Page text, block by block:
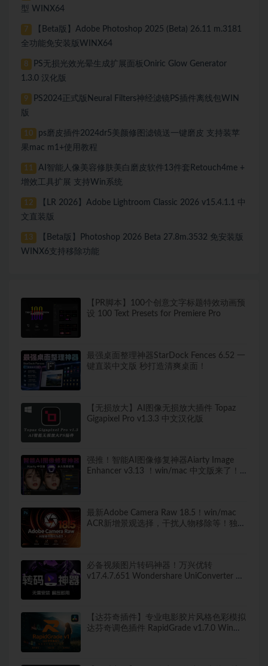
型 WINX64
7
【Beta版】Adobe Photoshop 2025 (Beta) 26.11 m.3181
全功能免安装版WINX64
8
PS无损光效光晕生成扩展面板Oniric Glow Generator
1.3.0 汉化版
9
PS2024正式版Neural Filters神经滤镜PS插件离线包WIN
版
10
ps磨皮插件2024dr5美颜修图滤镜送一键磨皮 支持装苹
果mac m1+使用教程
11
AI智能人像美容修肤美白磨皮软件13件套Retouch4me +
增效工具扩展 支持Win系统
12
【LR 2026】Adobe Lightroom Classic 2026 v15.4.1.1 中
文直装版
13
【Beta版】Photoshop 2026 Beta 27.8m.3532 免安装版
WINX6支持移除功能
【PR脚本】100个创意文字标题特效动画预
设 100 Text Presets for Premiere Pro
最强桌面整理神器StarDock Fences 6.52 一
键直装中文版 秒打造清爽桌面！
【无损放大】AI图像无损放大插件 Topaz
Gigapixel Pro v1.3.3 中文汉化版
强推！智能AI图像修复神器Aiarty Image
Enhancer v3.13 ！win/mac 中文版来了！
最新Adobe Camera Raw 18.5！win/mac
ACR新增景观选择，干扰人物移除等！独立
必备视频图片转码神器！万兴优转
v17.4.7.651 Wondershare UniConverter 便
【达芬奇插件】专业电影胶片风格色彩模拟
达芬奇调色插件 RapidGrade v1.7.0 Win汉